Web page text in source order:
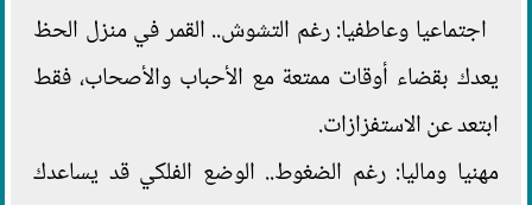
اجتماعيا وعاطفيا: رغم التشوش.. القمر في منزل الحظ
يعدك بقضاء أوقات ممتعة مع الأحباب والأصحاب، فقط
ابتعد عن الاستفزازات.
مهنيا وماليا: رغم الضغوط.. الوضع الفلكي قد يساعدك